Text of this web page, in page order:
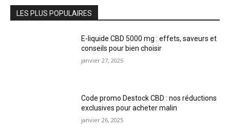
LES PLUS POPULAIRES
E-liquide CBD 5000 mg : effets, saveurs et
conseils pour bien choisir
janvier 27, 2025
Code promo Destock CBD : nos réductions
exclusives pour acheter malin
janvier 26, 2025